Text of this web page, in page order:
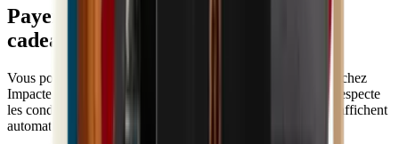
Payer avec Ecochèques et Chèques-
cadeaux
Vous pouvez payer Gel hydratant visage certifié bio - 50ml chez
Impactedd avec Ecochèques et Chèques-cadeaux lorsqu'il respecte
les conditions de votre émetteur. Les chèques disponibles s'affichent
automatiquement au paiement.